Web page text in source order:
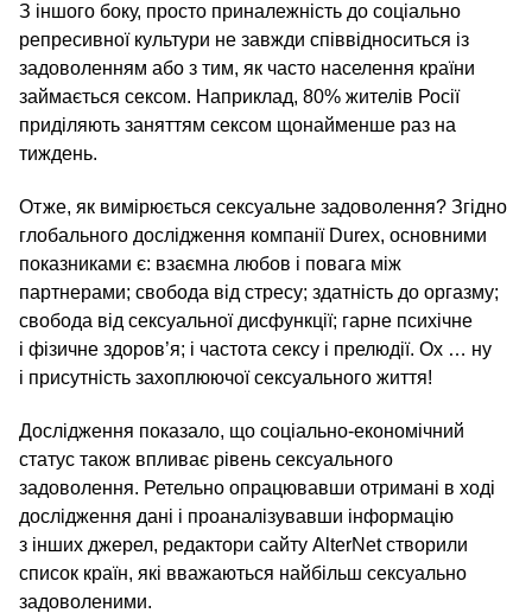
З іншого боку, просто приналежність до соціально
репресивної культури не завжди співвідноситься із
задоволенням або з тим, як часто населення країни
займається сексом. Наприклад, 80% жителів Росії
приділяють заняттям сексом щонайменше раз на
тиждень.
Отже, як вимірюється сексуальне задоволення? Згідно
глобального дослідження компанії Durex, основними
показниками є: взаємна любов і повага між
партнерами; свобода від стресу; здатність до оргазму;
свобода від сексуальної дисфункції; гарне психічне
і фізичне здоров’я; і частота сексу і прелюдії. Ох … ну
і присутність захоплюючої сексуального життя!
Дослідження показало, що соціально-економічний
статус також впливає рівень сексуального
задоволення. Ретельно опрацювавши отримані в ході
дослідження дані і проаналізувавши інформацію
з інших джерел, редактори сайту AlterNet створили
список країн, які вважаються найбільш сексуально
задоволеними.